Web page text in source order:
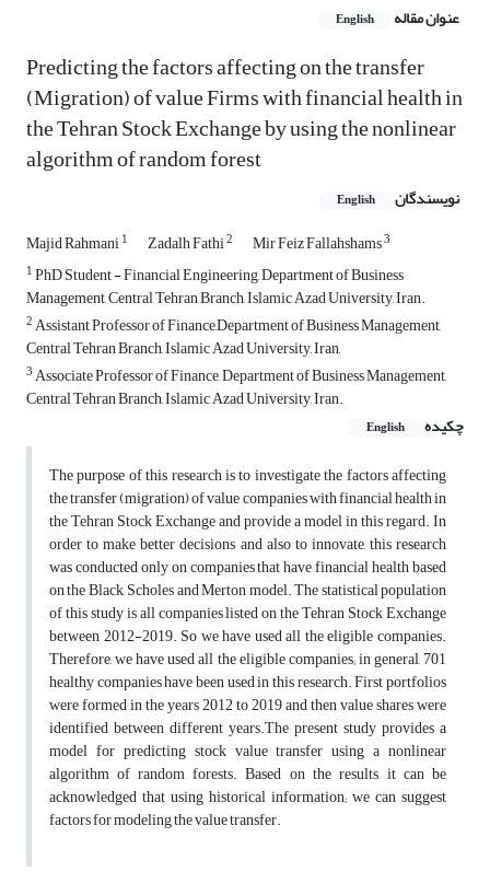
عنوان مقاله English
Predicting the factors affecting on the transfer
(Migration) of value Firms with financial health in
the Tehran Stock Exchange by using the nonlinear
algorithm of random forest
نویسندگان English
Majid Rahmani1 Zadalh Fathi2 Mir Feiz Fallahshams3
1PhD Student - Financial Engineering, Department of Business
Management, Central Tehran Branch, Islamic Azad University, Iran.
2Assistant Professor of Finance,Department of Business Management,
Central Tehran Branch, Islamic Azad University, Iran,
3Associate Professor of Finance, Department of Business Management,
Central Tehran Branch, Islamic Azad University, Iran.
چکیده
English
The purpose of this research is to investigate the factors affecting
the transfer (migration) of value companies with financial health in
the Tehran Stock Exchange and provide a model in this regard. In
order to make better decisions and also to innovate, this research
was conducted only on companies that have financial health based
on the Black, Scholes and Merton model. The statistical population
of this study is all companies listed on the Tehran Stock Exchange
between 2012-2019. So we have used all the eligible companies.
Therefore, we have used all the eligible companies; in general, 701
healthy companies have been used in this research. First portfolios
were formed in the years 2012 to 2019 and then value shares were
identified between different years.The present study provides a
model for predicting stock value transfer using a nonlinear
algorithm of random forests. Based on the results, it can be
acknowledged that using historical information; we can suggest
factors for modeling the value transfer.